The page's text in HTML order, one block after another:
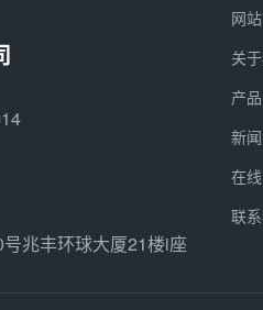
兆丰环球大厦21楼i座
网
关
产
新
在
联